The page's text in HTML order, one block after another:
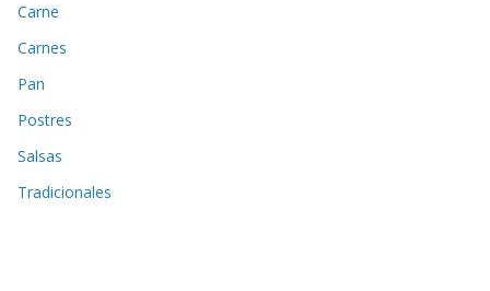
Carne
Carnes
Pan
Postres
Salsas
Tradicionales